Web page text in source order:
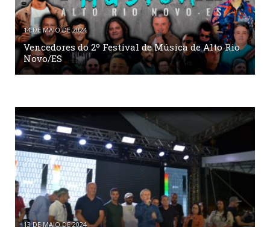
14 DE MAIO DE 2024
Vencedores do 2º Festival de Música de Alto Rio
Novo/ES
13 DE MAIO DE 2024